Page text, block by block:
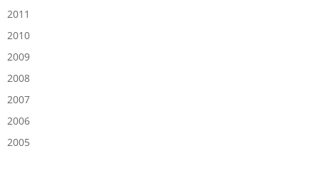
2011
2010
2009
2008
2007
2006
2005